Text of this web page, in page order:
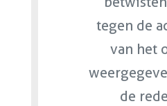
tegen de
van het
de